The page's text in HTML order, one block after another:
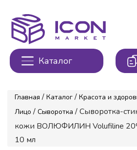
Каталог
Главная / Каталог / Красота и
Лицо / Сыворотка / Сыворотка-
кожи ВОЛЮФИЛИН Volufiline
10 мл